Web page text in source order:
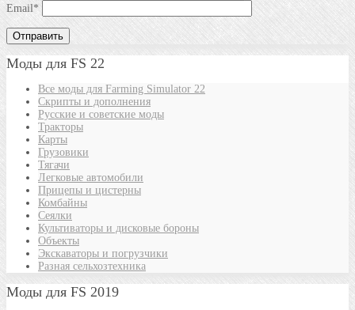
Email*
Моды для FS 22
Все моды для Farming Simulator 22
Скрипты и дополнения
Русские и советские моды
Тракторы
Карты
Грузовики
Тягачи
Легковые автомобили
Прицепы и цистерны
Комбайны
Сеялки
Культиваторы и дисковые бороны
Объекты
Экскаваторы и погрузчики
Разная сельхозтехника
Моды для FS 2019